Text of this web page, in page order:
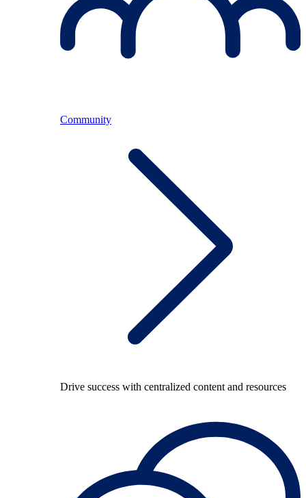
Community
Drive success with centralized content and resources